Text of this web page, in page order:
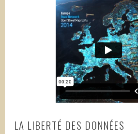
LA LIBERTÉ DES DONNÉES